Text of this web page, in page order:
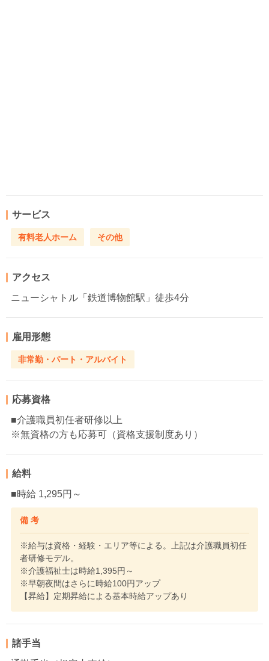
サービス
有料老人ホーム その他
アクセス
ニューシャトル「鉄道博物館駅」徒歩4分
雇用形態
非常勤・パート・アルバイト
応募資格
■介護職員初任者研修以上
※無資格の方も応募可（資格支援制度あり）
給料
■時給 1,295円～
備 考
※給与は資格・経験・エリア等による。上記は介護職員初任
者研修モデル。
※介護福祉士は時給1,395円～
※早朝夜間はさらに時給100円アップ
【昇給】定期昇給による基本時給アップあり
諸手当